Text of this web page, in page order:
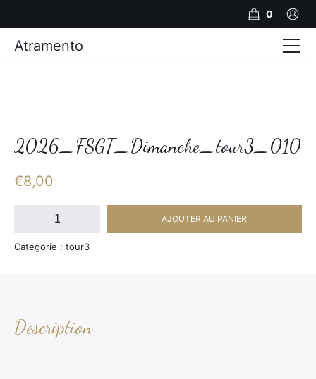
2026_FSGT_Dimanche_tour3_010
€8,00
quantité
2026_FSGT_Dimanche_tour3_010
AJOUTER AU PANIER
Catégorie : tour3
Description
0
Atramento
Photos